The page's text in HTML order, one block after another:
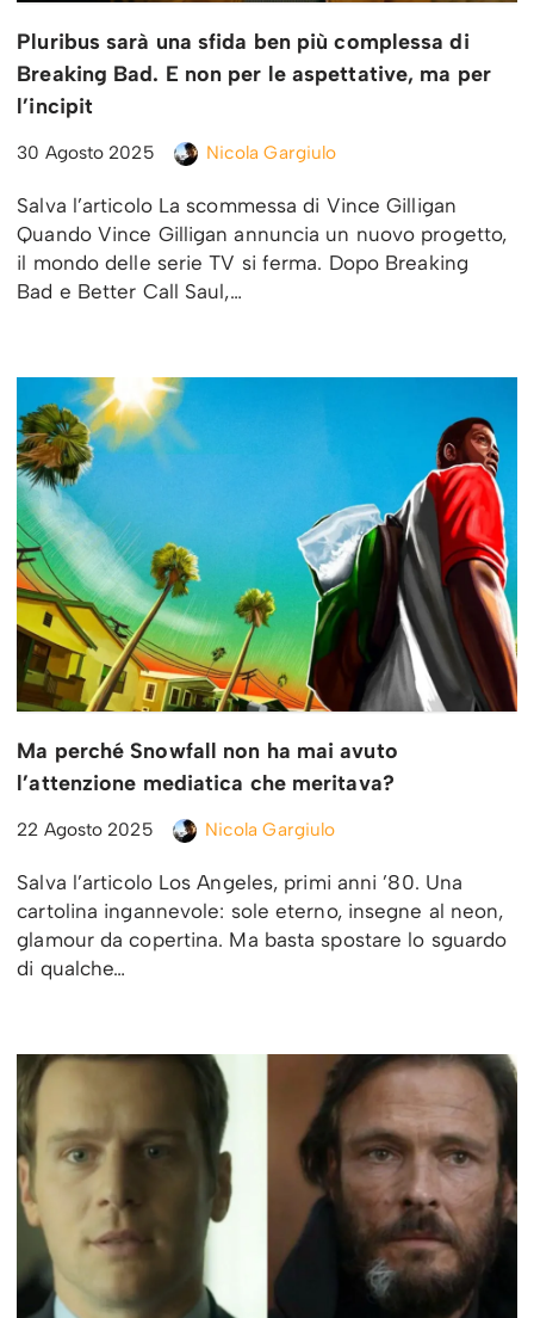
Pluribus sarà una sfida ben più complessa di
Breaking Bad. E non per le aspettative, ma per
l’incipit
30 Agosto 2025 Nicola Gargiulo
Salva l’articolo La scommessa di Vince Gilligan
Quando Vince Gilligan annuncia un nuovo progetto,
il mondo delle serie TV si ferma. Dopo Breaking
Bad e Better Call Saul,…
Ma perché Snowfall non ha mai avuto
l’attenzione mediatica che meritava?
22 Agosto 2025 Nicola Gargiulo
Salva l’articolo Los Angeles, primi anni ’80. Una
cartolina ingannevole: sole eterno, insegne al neon,
glamour da copertina. Ma basta spostare lo sguardo
di qualche…